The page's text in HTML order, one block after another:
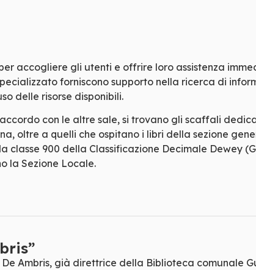
accogliere gli utenti e offrire loro assistenza
forniscono supporto nella ricerca di
delle risorse disponibili.
con le altre sale, si trovano gli scaffali
oltre a quelli che ospitano i libri della sezione
classe 900 della Classificazione Decimale Dewey
la Sezione Locale.
Ambris, già direttrice della Biblioteca comunale